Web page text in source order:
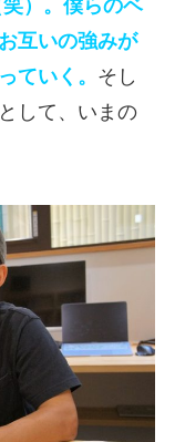
）。僕らのベ
互いの強みが
ていく。 そし
して、いまの